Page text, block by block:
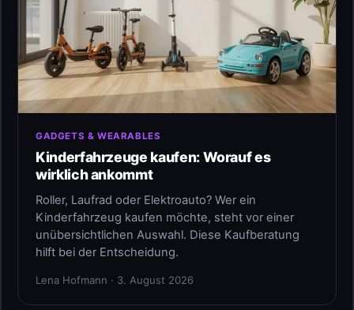
GADGETS & WEARABLES
Kinderfahrzeuge kaufen: Worauf es
wirklich ankommt
Roller, Laufrad oder Elektroauto? Wer ein
Kinderfahrzeug kaufen möchte, steht vor einer
unübersichtlichen Auswahl. Diese Kaufberatung
hilft bei der Entscheidung.
Lena Hofmann · 3. August 2026